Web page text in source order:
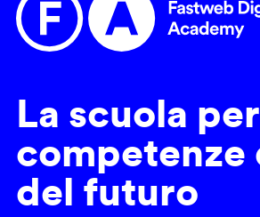
La scuola
del futuro